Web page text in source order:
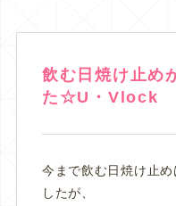
飲む日焼け止め
た☆U・Vlock
今まで飲む日焼け止
したが、